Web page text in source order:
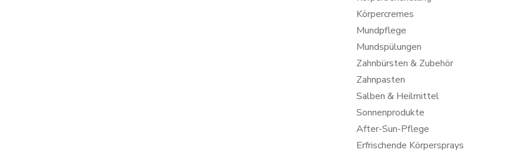
Körpercremes
Mundpflege
Mundspülungen
Zahnbürsten & Zubehör
Zahnpasten
Salben & Heilmittel
Sonnenprodukte
After-Sun-Pflege
Erfrischende Körpersprays